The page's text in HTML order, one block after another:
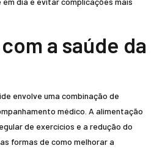
a saúde da
envolve uma combinação de
médico. A alimentação
de exercícios e a redução do
formas de como melhorar a